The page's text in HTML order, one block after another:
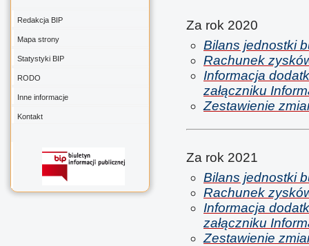
Redakcja BIP
Mapa strony
Statystyki BIP
RODO
Inne informacje
Kontakt
Za rok 2020
Bilans jednostki
Rachunek
Informacja
załączniku
Zestawienie
Za rok 2021
Bilans jednostki
Rachunek
Informacja
załączniku
Zestawienie